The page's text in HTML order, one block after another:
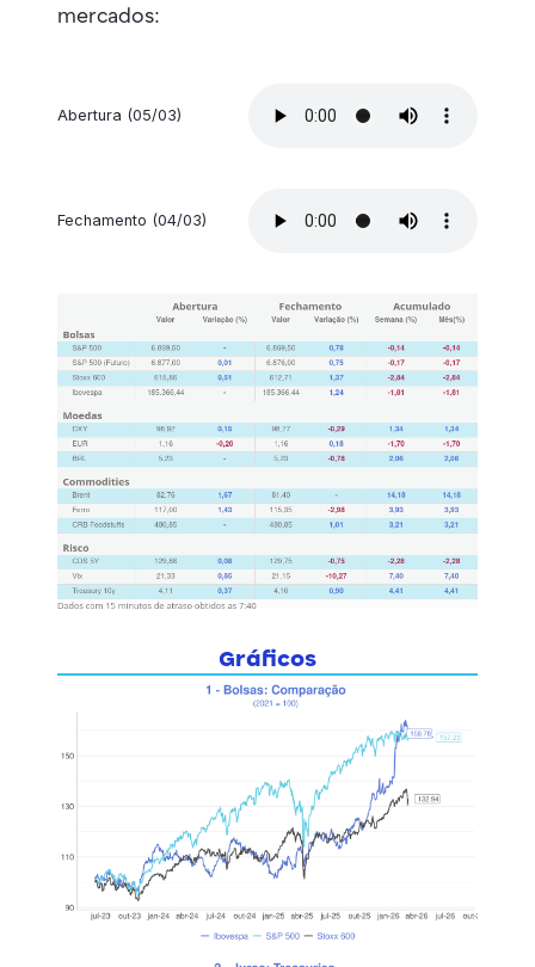
mercados:
Abertura (05/03)
Fechamento (04/03)
Gráficos